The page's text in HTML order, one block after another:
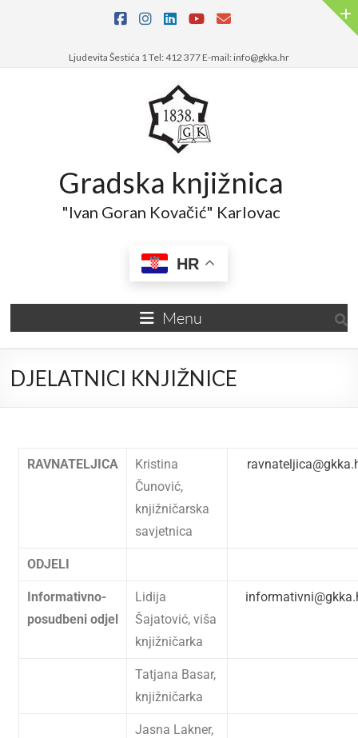
Ljudevita Šestića 1 Tel: 412 377 E-mail: info@gkka.hr
Gradska knjižnica
"Ivan Goran Kovačić" Karlovac
HR
Menu
DJELATNICI KNJIŽNICE
RAVNATELJICA
Kristina
Čunović,
knjižničarska
savjetnica
ODJELI
Informativno-
posudbeni odjel
Lidija
Šajatović, viša
knjižničarka
Tatjana Basar,
knjižničarka
Jasna Lakner,